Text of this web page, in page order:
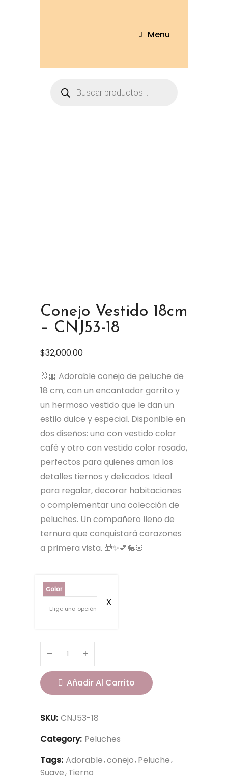
Menu
Conejo Vestido 18cm
– CNJ53-18
$32,000.00
🐰🎀 Adorable conejo de peluche de
18 cm, con un encantador gorrito y
un hermoso vestido que le dan un
estilo dulce y especial. Disponible en
dos diseños: uno con vestido color
café y otro con vestido color rosado,
perfectos para quienes aman los
detalles tiernos y delicados. Ideal
para regalar, decorar habitaciones
o complementar una colección de
peluches. Un compañero lleno de
ternura que conquistará corazones
a primera vista. 🎁✨💕🐇🌸
Color
Añadir Al Carrito
SKU: CNJ53-18
Category: Peluches
Tags: Adorable conejo Peluche
Suave Tierno